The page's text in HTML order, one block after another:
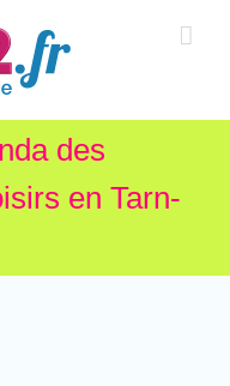
des
en Tarn-